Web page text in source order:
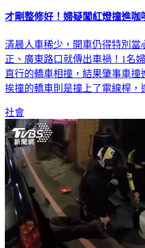
才剛整修好！婦疑闖紅燈撞進
清晨人車稀少，開車仍得特別當
正、廣東路口就傳出車禍！1名
直行的轎車相撞，結果肇事車撞
挨撞的轎車則是撞上了電線桿，
社會